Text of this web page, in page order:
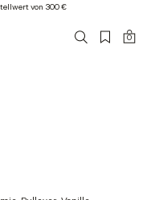
von 300 €
0